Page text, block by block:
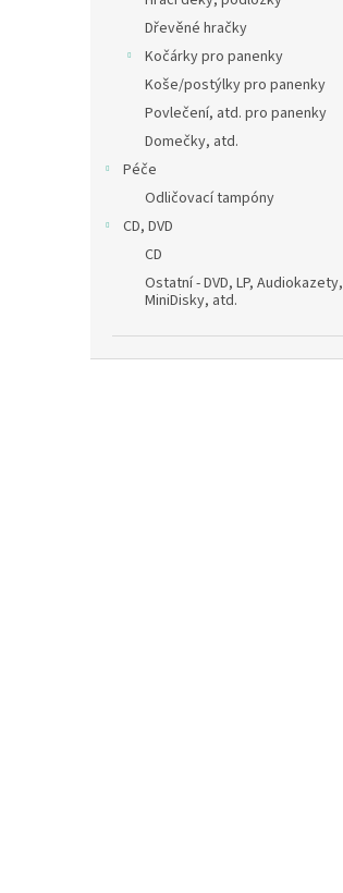
Dřevěné hračky
Kočárky pro panenky
Koše/postýlky pro panenky
Povlečení, atd. pro panenky
Domečky, atd.
Péče
Odličovací tampóny
CD, DVD
CD
Ostatní - DVD, LP, Audiokazety,
MiniDisky, atd.